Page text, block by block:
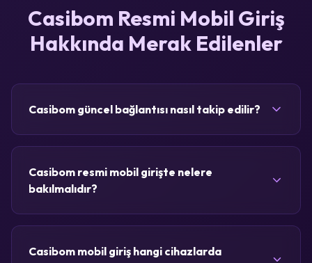
Casibom Resmi Mobil Giriş
Hakkında Merak Edilenler
Casibom güncel bağlantısı nasıl takip edilir?
Casibom resmi mobil girişte nelere
bakılmalıdır?
Casibom mobil giriş hangi cihazlarda